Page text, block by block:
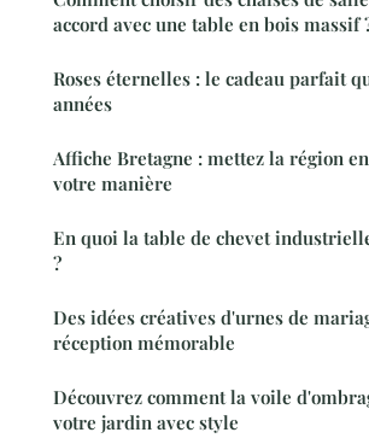
accord avec une table en bois massif
Roses éternelles : le cadeau parfait
années
Affiche Bretagne : mettez la région
votre manière
En quoi la table de chevet
?
Des idées créatives d'urnes de
réception mémorable
Découvrez comment la voile
votre jardin avec style